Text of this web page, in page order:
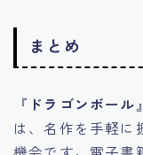
まとめ
『 ドラゴンボール
は、名作を手軽に